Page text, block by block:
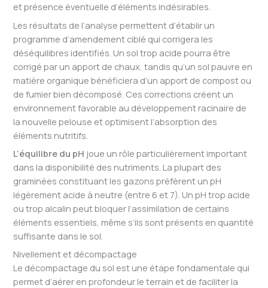
et présence éventuelle d’éléments indésirables.
Les résultats de l’analyse permettent d’établir un
programme d’amendement ciblé qui corrigera les
déséquilibres identifiés. Un sol trop acide pourra être
corrigé par un apport de chaux, tandis qu’un sol pauvre en
matière organique bénéficiera d’un apport de compost ou
de fumier bien décomposé. Ces corrections créent un
environnement favorable au développement racinaire de
la nouvelle pelouse et optimisent l’absorption des
éléments nutritifs.
L’équilibre du pH joue un rôle particulièrement important
dans la disponibilité des nutriments. La plupart des
graminées constituant les gazons préfèrent un pH
légèrement acide à neutre (entre 6 et 7). Un pH trop acide
ou trop alcalin peut bloquer l’assimilation de certains
éléments essentiels, même s’ils sont présents en quantité
suffisante dans le sol.
Nivellement et décompactage
Le décompactage du sol est une étape fondamentale qui
permet d’aérer en profondeur le terrain et de faciliter la